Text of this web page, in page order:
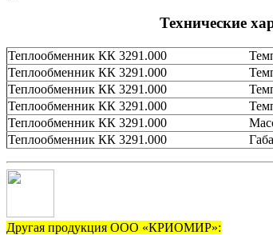
Технические
Теплообменник КК 3291.000
Теплообменник КК 3291.000
Теплообменник КК 3291.000
Теплообменник КК 3291.000
Теплообменник КК 3291.000
Теплообменник КК 3291.000
Другая продукция ООО «КРИОМИР»: